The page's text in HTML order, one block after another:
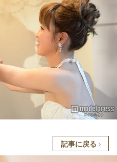
記事に戻る